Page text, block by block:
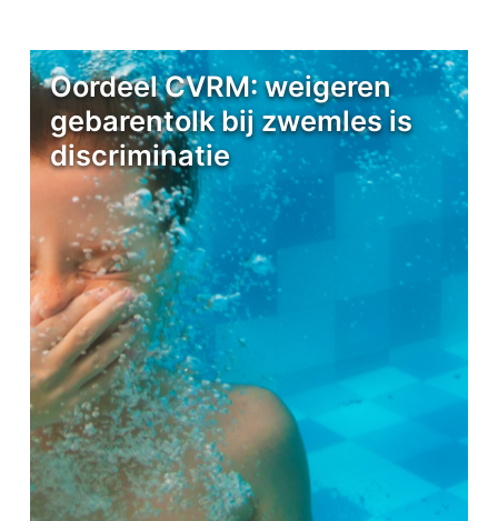
Oordeel CVRM: weigeren
gebarentolk bij zwemles is
discriminatie